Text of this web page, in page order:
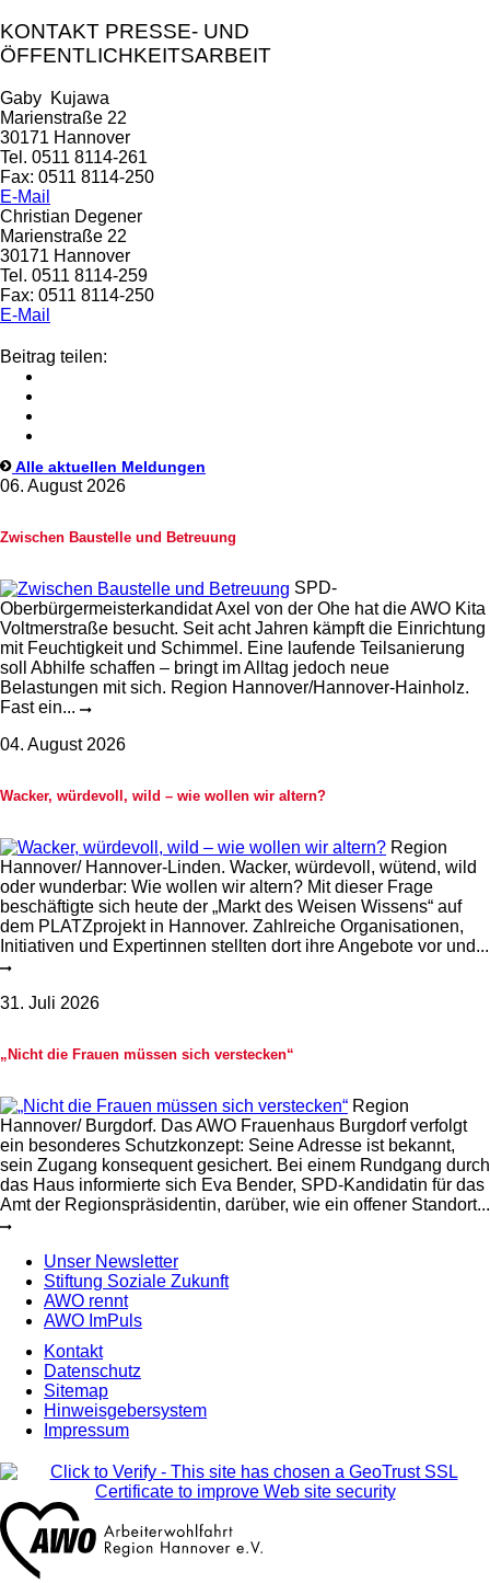
KONTAKT PRESSE- UND
ÖFFENTLICHKEITSARBEIT
Gaby Kujawa
Marienstraße 22
30171 Hannover
Tel. 0511 8114-261
Fax: 0511 8114-250
E-Mail
Christian Degener
Marienstraße 22
30171 Hannover
Tel. 0511 8114-259
Fax: 0511 8114-250
E-Mail
Beitrag teilen:
Alle aktuellen Meldungen
06. August 2026
Zwischen Baustelle und Betreuung
SPD-
Oberbürgermeisterkandidat Axel von der Ohe hat die AWO Kita
Voltmerstraße besucht. Seit acht Jahren kämpft die Einrichtung
mit Feuchtigkeit und Schimmel. Eine laufende Teilsanierung
soll Abhilfe schaffen – bringt im Alltag jedoch neue
Belastungen mit sich. Region Hannover/Hannover-Hainholz.
Fast ein...
04. August 2026
Wacker, würdevoll, wild – wie wollen wir altern?
Region
Hannover/ Hannover-Linden. Wacker, würdevoll, wütend, wild
oder wunderbar: Wie wollen wir altern? Mit dieser Frage
beschäftigte sich heute der „Markt des Weisen Wissens“ auf
dem PLATZprojekt in Hannover. Zahlreiche Organisationen,
Initiativen und Expertinnen stellten dort ihre Angebote vor und...
31. Juli 2026
„Nicht die Frauen müssen sich verstecken“
Region
Hannover/ Burgdorf. Das AWO Frauenhaus Burgdorf verfolgt
ein besonderes Schutzkonzept: Seine Adresse ist bekannt,
sein Zugang konsequent gesichert. Bei einem Rundgang durch
das Haus informierte sich Eva Bender, SPD-Kandidatin für das
Amt der Regionspräsidentin, darüber, wie ein offener Standort...
Unser Newsletter
Stiftung Soziale Zukunft
AWO rennt
AWO ImPuls
Kontakt
Datenschutz
Sitemap
Hinweisgebersystem
Impressum